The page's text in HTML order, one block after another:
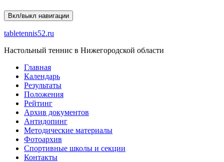
Вкл/выкл навигации
tabletennis52.ru
Настольный теннис в Нижегородской области
Главная
Календарь
Результаты
Положения
Рейтинг
Архив документов
Антидопинг
Методические материалы
Фотоархив
Спортивные школы и секции
Контакты